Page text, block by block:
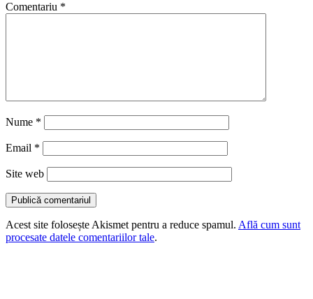
Comentariu *
Nume *
Email *
Site web
Acest site folosește Akismet pentru a reduce spamul. Află cum sunt
procesate datele comentariilor tale.